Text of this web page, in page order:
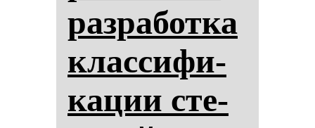
раз­ра­бот­ка
клас­си­фи­
ка­ции сте­